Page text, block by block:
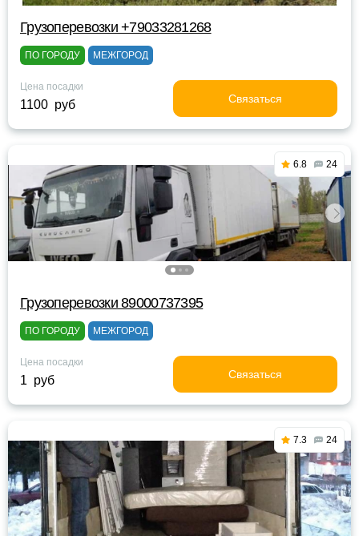
Грузоперевозки +79033281268
ПО ГОРОДУ МЕЖГОРОД
Цена посадки
1100 руб Связаться
6.8 24
Грузоперевозки 89000737395
ПО ГОРОДУ МЕЖГОРОД
Цена посадки
1 руб Связаться
7.3 24